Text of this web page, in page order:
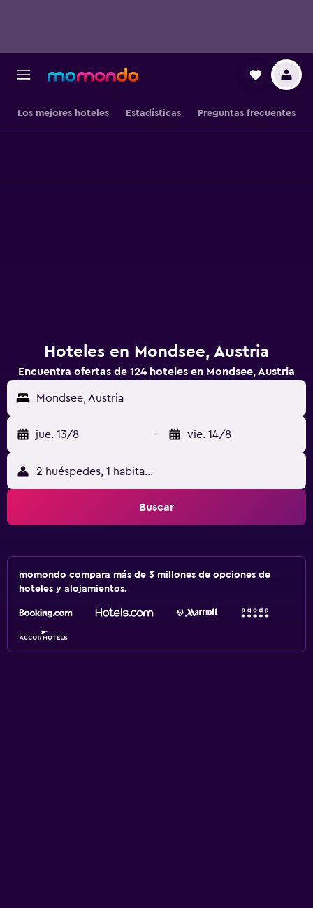
Los mejores hoteles Estadísticas Preguntas frecuentes
Hoteles en Mondsee, Austria
Encuentra ofertas de 124 hoteles en Mondsee, Austria
Mondsee, Austria
jue. 13/8 - vie. 14/8
2 huéspedes, 1 habitación
Buscar
momondo compara más de 3 millones de opciones de
hoteles y alojamientos.